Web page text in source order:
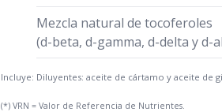
Mezcla natural de tocoferoles
(d-beta, d-gamma, d-delta y d-
Incluye: Diluyentes: aceite de cártamo y aceite de
(*) VRN = Valor de Referencia de Nutrientes.